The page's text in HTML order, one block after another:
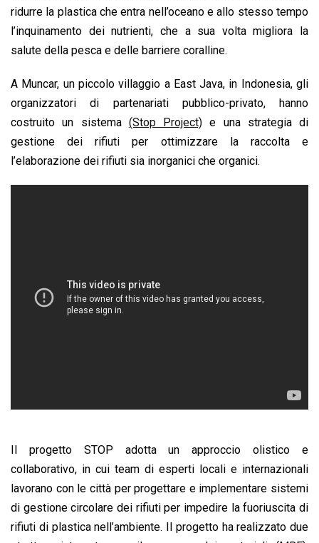
ridurre la plastica che entra nell’oceano e allo stesso tempo
l’inquinamento dei nutrienti, che a sua volta migliora la
salute della pesca e delle barriere coralline.
A Muncar, un piccolo villaggio a East Java, in Indonesia, gli
organizzatori di partenariati pubblico-privato, hanno
costruito un sistema (Stop Project) e una strategia di
gestione dei rifiuti per ottimizzare la raccolta e
l’elaborazione dei rifiuti sia inorganici che organici.
Il progetto STOP adotta un approccio olistico e
collaborativo, in cui team di esperti locali e internazionali
lavorano con le città per progettare e implementare sistemi
di gestione circolare dei rifiuti per impedire la fuoriuscita di
rifiuti di plastica nell’ambiente. Il progetto ha realizzato due